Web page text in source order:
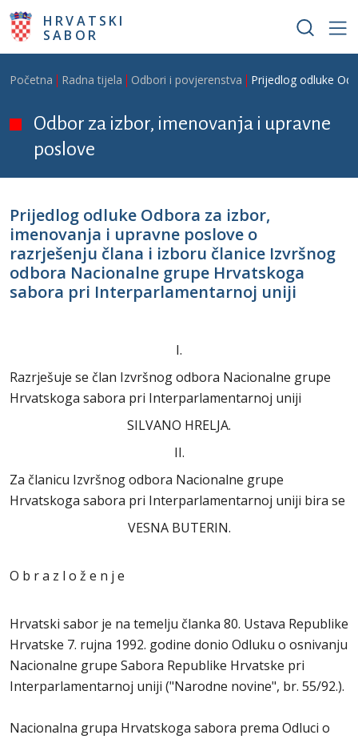
Skoči na glavni sadržaj
HRVATSKI
SABOR
Breadcrumb
Početna Radna tijela Odbori i povjerenstva Prijedlog odluke
Odbor za izbor, imenovanja i upravne
poslove
Prijedlog odluke Odbora za izbor,
imenovanja i upravne poslove o
razrješenju člana i izboru članice Izvršnog
odbora Nacionalne grupe Hrvatskoga
sabora pri Interparlamentarnoj uniji
I.
Razrješuje se član Izvršnog odbora Nacionalne grupe
Hrvatskoga sabora pri Interparlamentarnoj uniji
SILVANO HRELJA.
II.
Za članicu Izvršnog odbora Nacionalne grupe
Hrvatskoga sabora pri Interparlamentarnoj uniji bira se
VESNA BUTERIN.
O b r a z l o ž e n j e
Hrvatski sabor je na temelju članka 80. Ustava Republike
Hrvatske 7. rujna 1992. godine donio Odluku o osnivanju
Nacionalne grupe Sabora Republike Hrvatske pri
Interparlamentarnoj uniji ("Narodne novine", br. 55/92.).
Nacionalna grupa Hrvatskoga sabora prema Odluci o